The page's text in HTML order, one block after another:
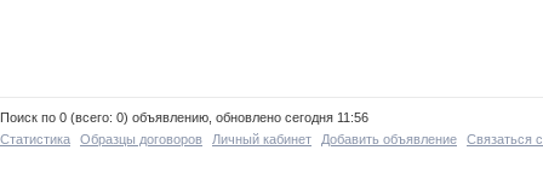
Поиск по 0 (всего: 0) объявлению, обновлено сегодня 11:56
Статистика
Образцы договоров Личный кабинет Добавить объявление Связаться